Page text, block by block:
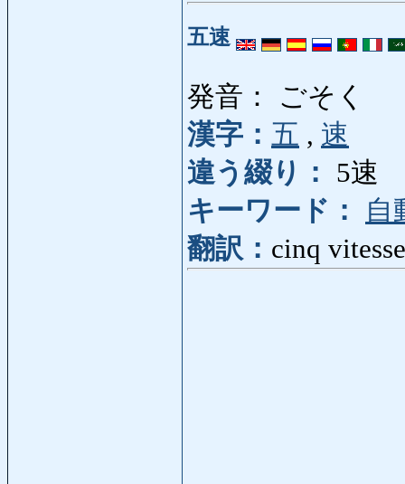
五速
発音： ごそく
漢字： 五 , 速
違う綴り：
5速
キーワード：
自
翻訳： cinq